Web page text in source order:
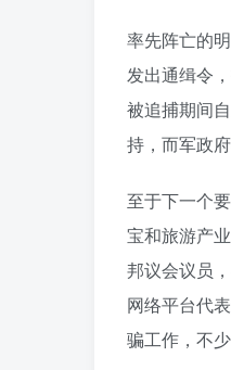
率先阵亡的
发出通缉令
被追捕期间
持，而军政
至于下一个
宝和旅游产
邦议会议员
网络平台代
骗工作，不